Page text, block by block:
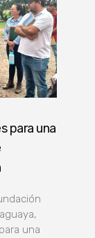
para una
una